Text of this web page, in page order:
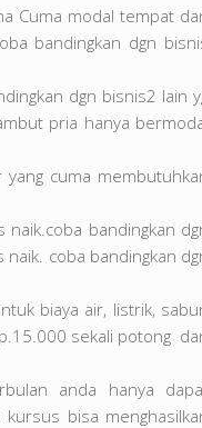
Cuma modal tempat
bandingkan dgn
dgn bisnis2 lain
pria hanya
cuma
bandingkan
coba bandingkan
biaya air, listrik,
sekali potong
anda hanya
bisa